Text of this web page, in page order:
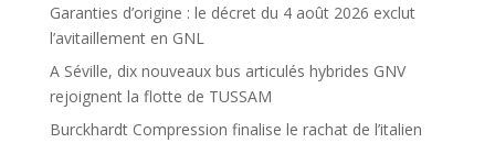
Garanties d’origine : le décret du 4 août 2026 exclut
l’avitaillement en GNL
A Séville, dix nouveaux bus articulés hybrides GNV
rejoignent la flotte de TUSSAM
Burckhardt Compression finalise le rachat de l’italien